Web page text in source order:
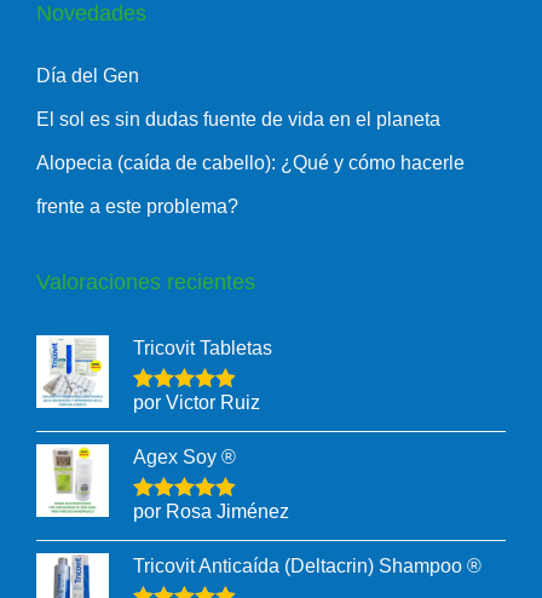
Novedades
Día del Gen
El sol es sin dudas fuente de vida en el planeta
Alopecia (caída de cabello): ¿Qué y cómo hacerle
frente a este problema?
Valoraciones recientes
Tricovit Tabletas
por Victor Ruiz
Agex Soy ®
por Rosa Jiménez
Tricovit Anticaída (Deltacrin) Shampoo ®